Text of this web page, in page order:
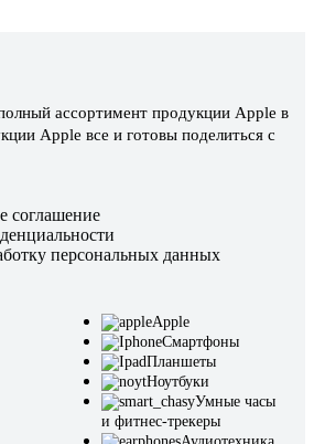
ассортимент продукции Apple в
Apple все и готовы поделиться с
соглашение
персональных данных
Apple
Смартфоны
Планшеты
Ноутбуки
Умные часы
и фитнес-трекеры